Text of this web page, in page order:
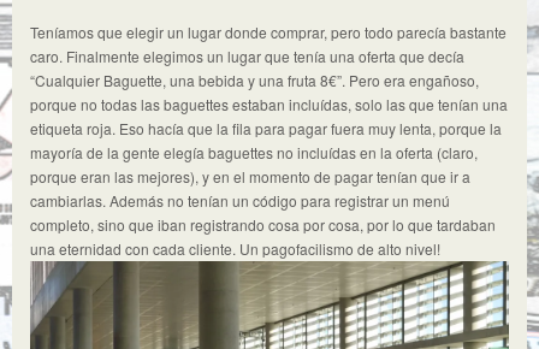
Teníamos que elegir un lugar donde comprar, pero todo parecía bastante
caro. Finalmente elegimos un lugar que tenía una oferta que decía
“Cualquier Baguette, una bebida y una fruta 8€”. Pero era engañoso,
porque no todas las baguettes estaban incluídas, solo las que tenían una
etiqueta roja. Eso hacía que la fila para pagar fuera muy lenta, porque la
mayoría de la gente elegía baguettes no incluídas en la oferta (claro,
porque eran las mejores), y en el momento de pagar tenían que ir a
cambiarlas. Además no tenían un código para registrar un menú
completo, sino que iban registrando cosa por cosa, por lo que tardaban
una eternidad con cada cliente. Un pagofacilismo de alto nivel!